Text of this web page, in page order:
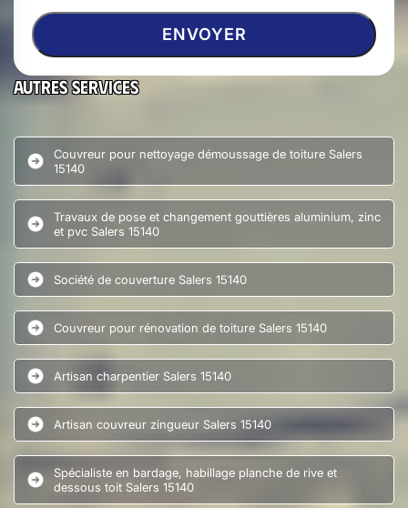
Autres services
Couvreur pour nettoyage démoussage de toiture Salers
15140
Travaux de pose et changement gouttières aluminium, zinc
et pvc Salers 15140
Société de couverture Salers 15140
Couvreur pour rénovation de toiture Salers 15140
Artisan charpentier Salers 15140
Artisan couvreur zingueur Salers 15140
Spécialiste en bardage, habillage planche de rive et
dessous toit Salers 15140